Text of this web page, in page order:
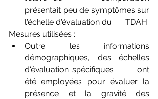
présentait peu de symptômes sur
l'échelle d'évaluation du       TDAH.
Mesures utilisées :
Outre les informations
démographiques, des échelles
d'évaluation spécifiques       ont
été employées pour évaluer la
présence et la gravité des